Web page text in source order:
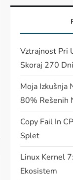
Vztrajnost Pri
Skoraj 270
Moja Izkušnja
80% Rešenih
Copy Fail In
Splet
Linux Kernel
Ekosistem